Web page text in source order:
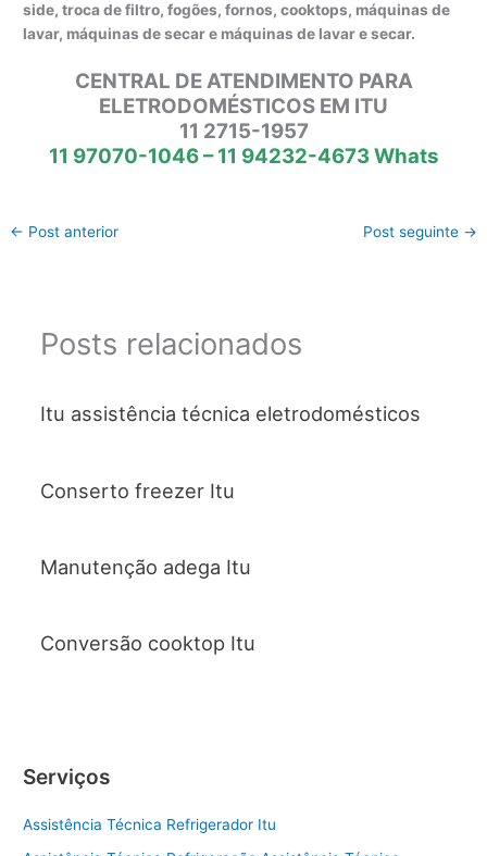
side, troca de filtro, fogões, fornos, cooktops, máquinas de
lavar, máquinas de secar e máquinas de lavar e secar.
CENTRAL DE ATENDIMENTO PARA
ELETRODOMÉSTICOS EM ITU
11 2715-1957
11 97070-1046 – 11 94232-4673 Whats
← Post anterior Post seguinte →
Posts relacionados
Itu assistência técnica eletrodomésticos
Conserto freezer Itu
Manutenção adega Itu
Conversão cooktop Itu
Serviços
Assistência Técnica Refrigerador Itu